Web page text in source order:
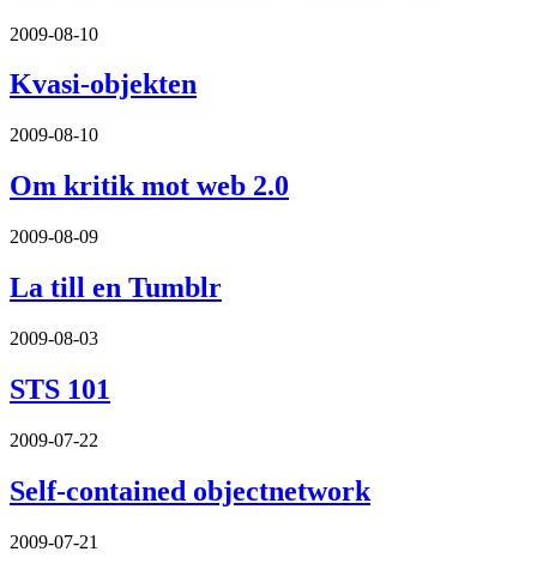
2009-08-10
Kvasi-objekten
2009-08-10
Om kritik mot web 2.0
2009-08-09
La till en Tumblr
2009-08-03
STS 101
2009-07-22
Self-contained objectnetwork
2009-07-21